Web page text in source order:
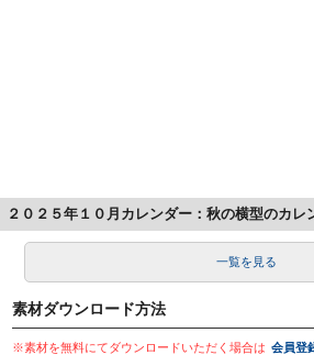
２０２５年１０月カレンダー：秋の横型のカレ
一覧を見る
素材ダウンロード方法
※素材を無料にてダウンロードいただく場合は 会員登